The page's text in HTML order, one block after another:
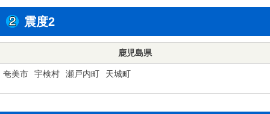
震度2
鹿児島県
奄美市 宇検村 瀬戸内町 天城町